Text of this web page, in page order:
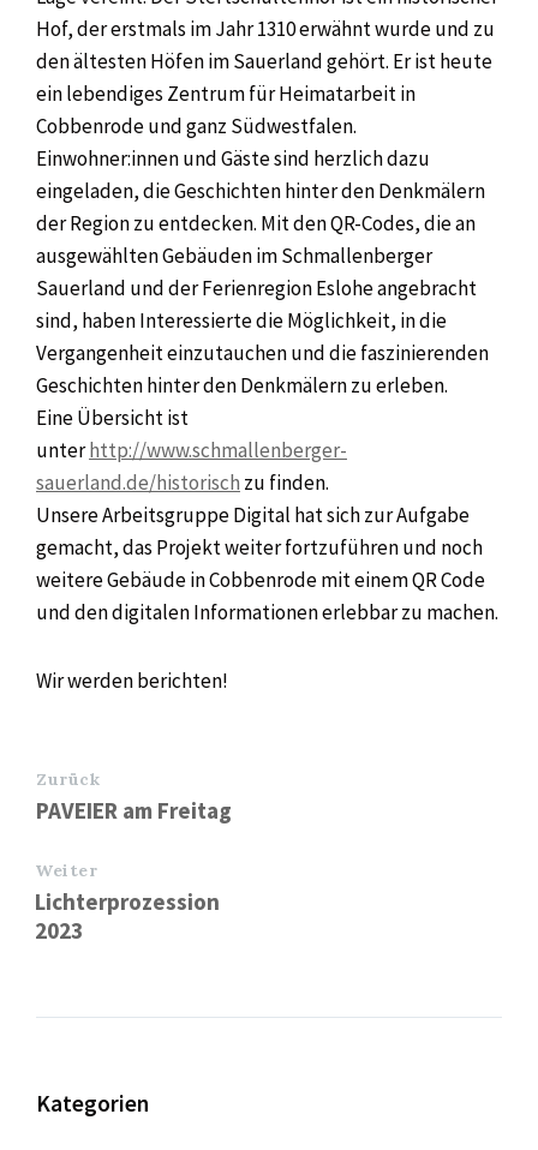
Hof, der erstmals im Jahr 1310 erwähnt wurde und zu
den ältesten Höfen im Sauerland gehört. Er ist heute
ein lebendiges Zentrum für Heimatarbeit in
Cobbenrode und ganz Südwestfalen.
Einwohner:innen und Gäste sind herzlich dazu
eingeladen, die Geschichten hinter den Denkmälern
der Region zu entdecken. Mit den QR-Codes, die an
ausgewählten Gebäuden im Schmallenberger
Sauerland und der Ferienregion Eslohe angebracht
sind, haben Interessierte die Möglichkeit, in die
Vergangenheit einzutauchen und die faszinierenden
Geschichten hinter den Denkmälern zu erleben.
Eine Übersicht ist
unterhttp://www.schmallenberger-
sauerland.de/historisch zu finden.
Unsere Arbeitsgruppe Digital hat sich zur Aufgabe
gemacht, das Projekt weiter fortzuführen und noch
weitere Gebäude in Cobbenrode mit einem QR Code
und den digitalen Informationen erlebbar zu machen.
Wir werden berichten!
Zurück
PAVEIER am Freitag
Weiter
Lichterprozession
2023
Kategorien